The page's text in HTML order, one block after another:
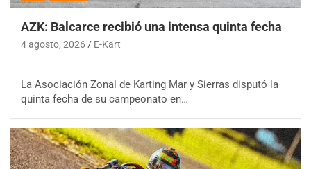
AZK: Balcarce recibió una intensa quinta fecha
4 agosto, 2026 E-Kart
La Asociación Zonal de Karting Mar y Sierras disputó la
quinta fecha de su campeonato en…